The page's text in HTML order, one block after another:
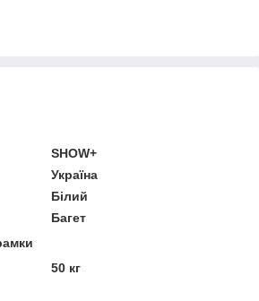
SHOW+
Україна
Білий
Багет
50 кг